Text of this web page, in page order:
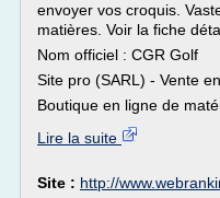
envoyer vos croquis.
matières. Voir la fiche
Nom officiel : CGR Golf
Site pro (SARL) - Vente
Boutique en ligne de
Lire la suite
Site : http://